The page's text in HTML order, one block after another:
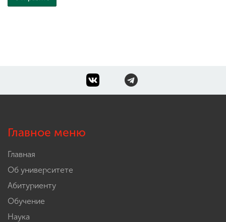
Главное меню
Главная
Об университете
Абитуриенту
Обучение
Наука